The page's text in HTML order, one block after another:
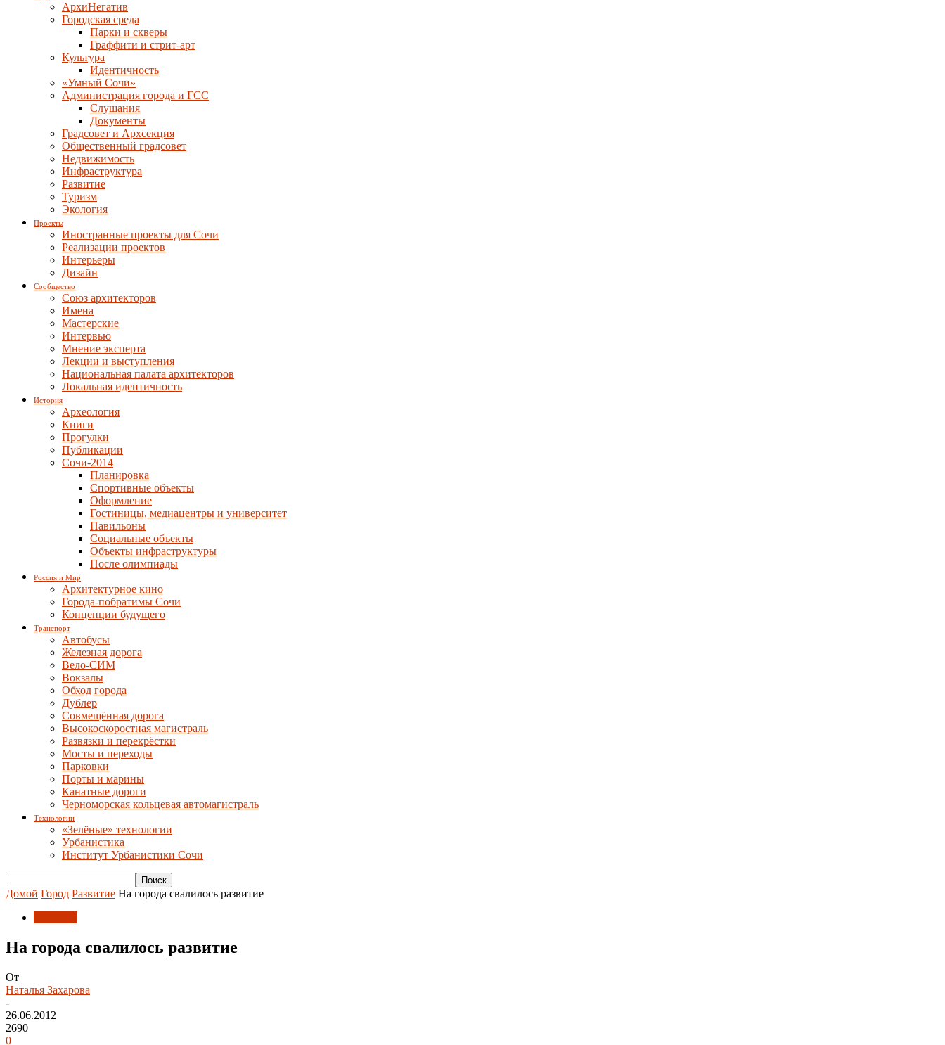
АрхиНегатив
Городская среда
Парки и скверы
Граффити и стрит-арт
Культура
Идентичность
«Умный Сочи»
Администрация города и ГСС
Слушания
Документы
Градсовет и Архсекция
Общественный градсовет
Недвижимость
Инфраструктура
Развитие
Туризм
Экология
Проекты
Иностранные проекты для Сочи
Реализации проектов
Интерьеры
Дизайн
Сообщество
Союз архитекторов
Имена
Мастерские
Интервью
Мнение эксперта
Лекции и выступления
Национальная палата архитекторов
Локальная идентичность
История
Археология
Книги
Прогулки
Публикации
Сочи-2014
Планировка
Спортивные объекты
Оформление
Гостиницы, медиацентры и университет
Павильоны
Социальные объекты
Объекты инфраструктуры
После олимпиады
Россия и Мир
Архитектурное кино
Города-побратимы Сочи
Концепции будущего
Транспорт
Автобусы
Железная дорога
Вело-СИМ
Вокзалы
Обход города
Дублер
Совмещённая дорога
Высокоскоростная магистраль
Развязки и перекрёстки
Мосты и переходы
Парковки
Порты и марины
Канатные дороги
Черноморская кольцевая автомагистраль
Технологии
«Зелёные» технологии
Урбанистика
Институт Урбанистики Сочи
Домой Город Развитие На города свалилось развитие
На города свалилось развитие
От
Наталья Захарова
-
26.06.2012
2690
0